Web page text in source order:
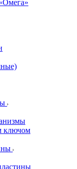
ключом